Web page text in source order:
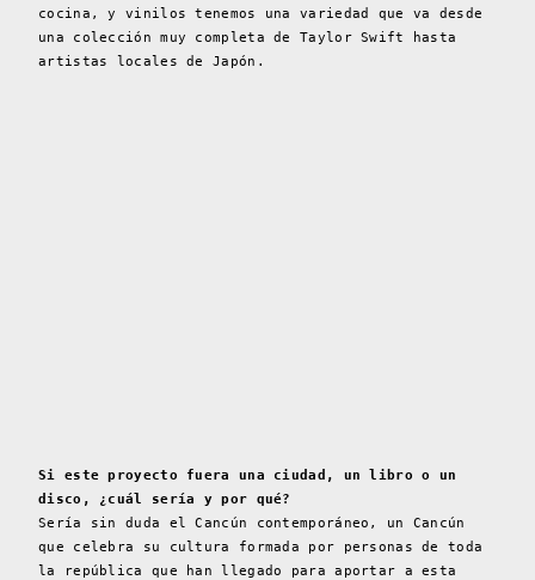
cocina, y vinilos tenemos una variedad que va desde
una colección muy completa de Taylor Swift hasta
artistas locales de Japón.
Si este proyecto fuera una ciudad, un libro o un
disco, ¿cuál sería y por qué?
Sería sin duda el Cancún contemporáneo, un Cancún
que celebra su cultura formada por personas de toda
la república que han llegado para aportar a esta